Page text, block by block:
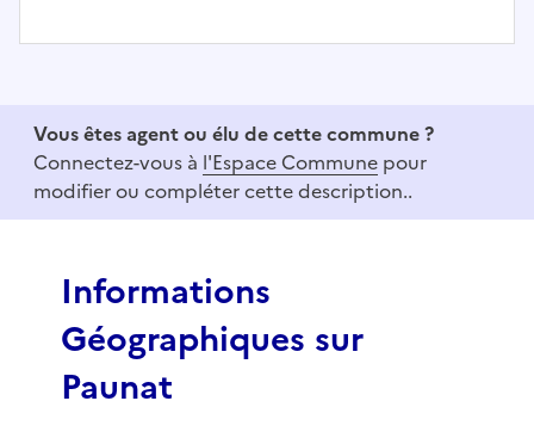
f
Vous êtes agent ou élu de cette commune ?
Connectez-vous à l'Espace Commune pour
modifier ou compléter cette description..
Informations
Géographiques sur
Paunat